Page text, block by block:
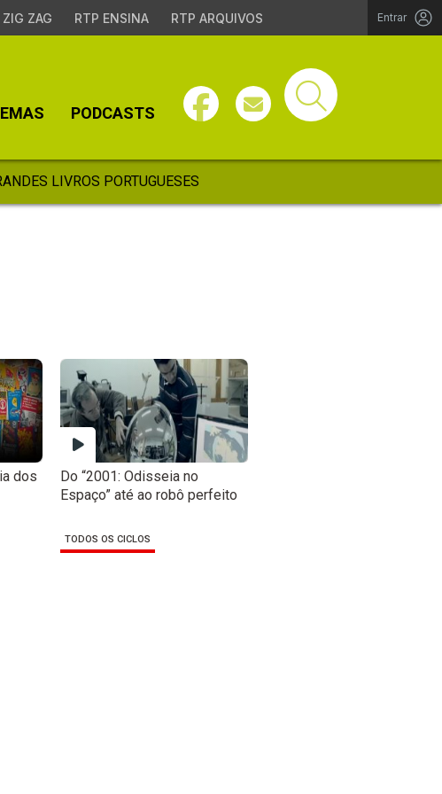
ZIG ZAG RTP ENSINA RTP ARQUIVOS Entrar
PODCASTS
LIVROS PORTUGUESES
dos
Do “2001: Odisseia no
Espaço” até ao robô perfeito
TODOS OS CICLOS